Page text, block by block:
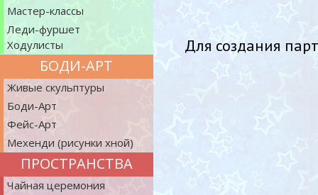
БОДИ-АРТ
ПРОСТРАНСТВА
Мастер-классы
Леди-фуршет
Ходулисты
Живые скульптуры
Боди-Арт
Фейс-Арт
Мехенди (рисунки хной)
Чайная церемония
Для создания